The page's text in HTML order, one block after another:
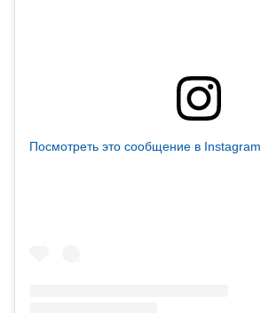
Посмотреть это сообщение в Instagram